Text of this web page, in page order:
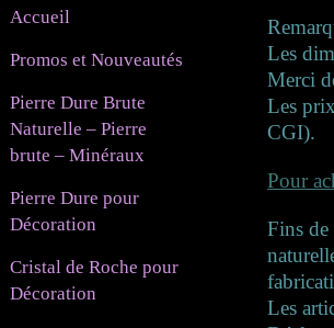
Les
Merci
Les
CGI).
Pour
Fins de
Les
Accueil
Promos et Nouveautés
Pierre Dure Brute
Naturelle – Pierre
brute – Minéraux
Pierre Dure pour
Décoration
Cristal de Roche pour
Décoration